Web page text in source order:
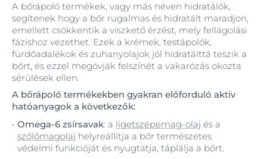
A bőrápoló termékek, vagy más néven hidratálók,
segítenek hogy a bőr rugalmas és hidratált maradjon,
emellett csökkentik a viszkető érzést, mely fellágolási
fázishoz vezethet. Ezek a krémek, testápolók,
fürdőadalékok és zuhanyolajok jól hidratálttá teszik a
bőrt, és ezzel megóvják felszínét a vakarózás okozta
sérülések ellen.
A bőrápoló termékekben gyakran előforduló aktív
hatóanyagok a következők:
Omega-6 zsírsavak: a ligetszépemag-olaj és a
szőlőmagolaj helyreállítja a bőr természetes
védelmi funkcióját és nyugtatja, táplálja a bőrt.